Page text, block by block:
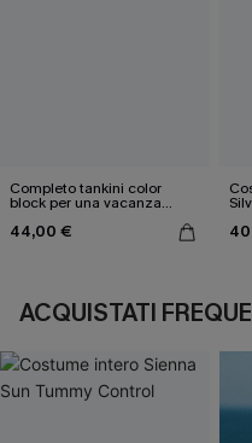
Completo tankini color
block per una vacanza
44,00 €
ACQUISTATI